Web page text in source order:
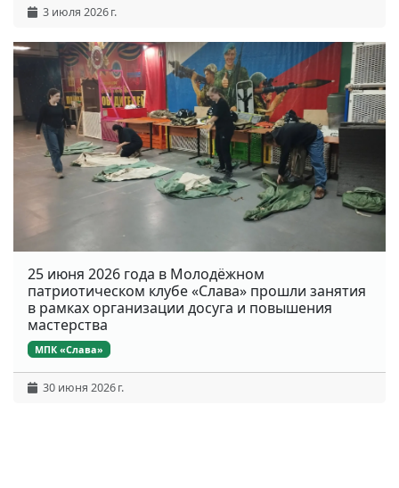
3 июля 2026 г.
25 июня 2026 года в Молодёжном
патриотическом клубе «Слава» прошли занятия
в рамках организации досуга и повышения
мастерства
МПК «Слава»
30 июня 2026 г.